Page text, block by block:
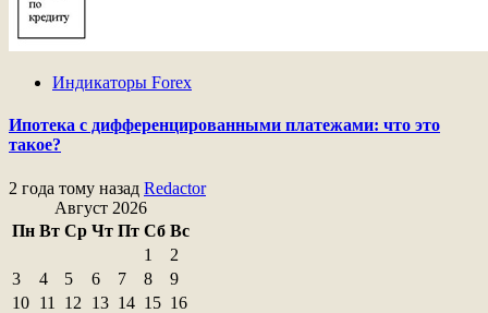
Индикаторы Forex
Ипотека с дифференцированными платежами: что это
такое?
2 года тому назад Redactor
Август 2026
Пн Вт Ср Чт Пт Сб Вс
1
2
3
4 5 6 7 8
9
10 11 12 13 14 15 16